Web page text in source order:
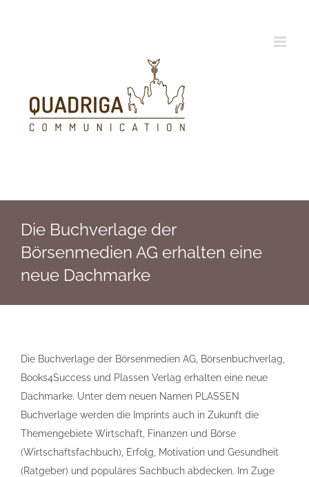
Die Buchverlage der
Börsenmedien AG erhalten eine
neue Dachmarke
Die Buchverlage der Börsenmedien AG, Börsenbuchverlag,
Books4Success und Plassen Verlag erhalten eine neue
Dachmarke. Unter dem neuen Namen PLASSEN
Buchverlage werden die Imprints auch in Zukunft die
Themengebiete Wirtschaft, Finanzen und Börse
(Wirtschaftsfachbuch), Erfolg, Motivation und Gesundheit
(Ratgeber) und populäres Sachbuch abdecken. Im Zuge